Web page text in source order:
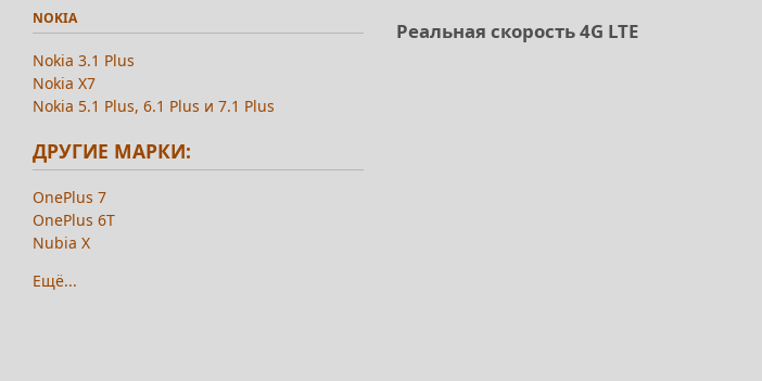
Реальная скорость 4G LTE
NOKIA
Nokia 3.1 Plus
Nokia X7
Nokia 5.1 Plus, 6.1 Plus и 7.1 Plus
ДРУГИЕ МАРКИ:
OnePlus 7
OnePlus 6T
Nubia X
Ещё...